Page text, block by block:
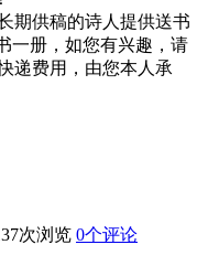
期供稿的诗人提供送书
一册，如您有兴趣，请
递费用，由您本人承
次浏览 0个评论